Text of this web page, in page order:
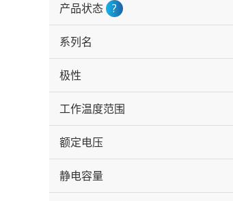
产品状态 ?
系列名
极性
工作温度范围
额定电压
静电容量